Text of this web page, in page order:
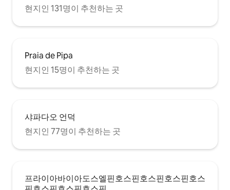
현지인 131명이 추천하는 곳
Praia de Pipa
현지인 15명이 추천하는 곳
샤파다오 언덕
현지인 77명이 추천하는 곳
프라이아바이아도스엘핀호스핀호스핀호스핀호스